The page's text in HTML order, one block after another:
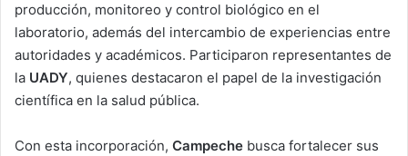
producción, monitoreo y control biológico en el
laboratorio, además del intercambio de experiencias entre
autoridades y académicos. Participaron representantes de
la UADY, quienes destacaron el papel de la investigación
científica en la salud pública.
Con esta incorporación, Campeche busca fortalecer sus